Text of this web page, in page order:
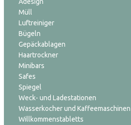
Adesign
Müll
Luftreiniger
Bügeln
Gepäckablagen
Haartrockner
Minibars
Safes
Spiegel
Weck- und Ladestationen
Wasserkocher und Kaffeemaschinen
Willkommenstabletts